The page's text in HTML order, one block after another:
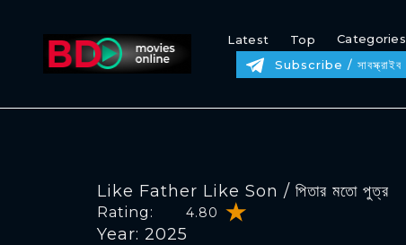
Latest Top Categories
Subscribe / সাবস্ক্রাইব
Like Father Like Son / পিতার মতো পুত্র
Rating: 4.80
Year: 2025